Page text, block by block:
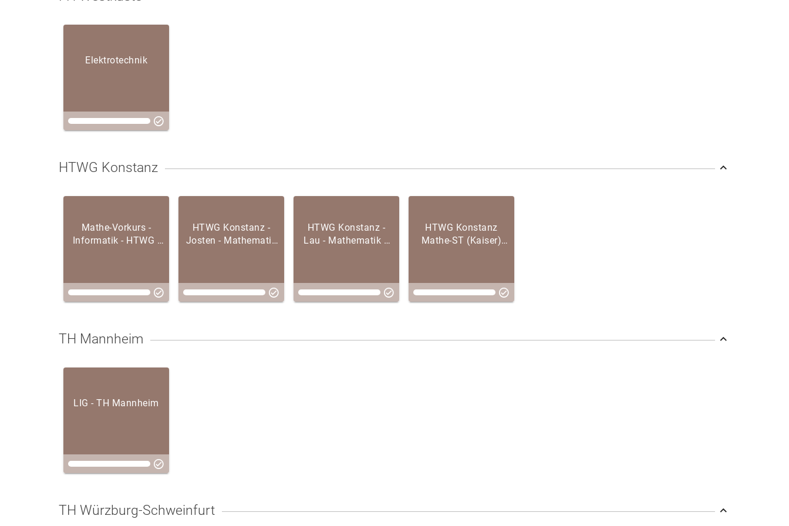
Elektrotechnik
HTWG Konstanz
Mathe-Vorkurs -
Informatik - HTWG -
HTWG Konstanz -
Josten - Mathematik
HTWG Konstanz -
Lau - Mathematik 1
HTWG Konstanz
Mathe-ST (Kaiser)
TH Mannheim
LIG - TH Mannheim
TH Würzburg-Schweinfurt